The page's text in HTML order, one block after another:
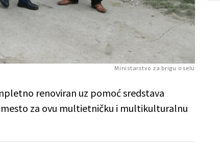
Ministarstvo za brigu o selu
renoviran uz pomoć sredstava
za ovu multietničku i multikulturalnu